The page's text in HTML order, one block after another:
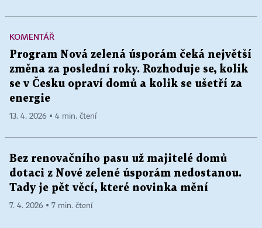
KOMENTÁŘ
Program Nová zelená úsporám čeká největší
změna za poslední roky. Rozhoduje se, kolik
se v Česku opraví domů a kolik se ušetří za
energie
13. 4. 2026 ▪ 4 min. čtení
Bez renovačního pasu už majitelé domů
dotaci z Nové zelené úsporám nedostanou.
Tady je pět věcí, které novinka mění
7. 4. 2026 ▪ 7 min. čtení